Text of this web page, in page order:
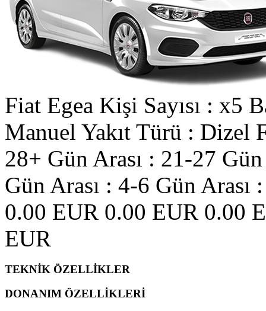
Fiat Egea Kişi Sayısı : x5
Manuel Yakıt Türü : Dizel
28+ Gün Arası : 21-27 Gün
Gün Arası : 4-6 Gün Arası :
0.00 EUR 0.00 EUR 0.00
EUR
TEKNİK ÖZELLİKLER
DONANIM ÖZELLİKLERİ